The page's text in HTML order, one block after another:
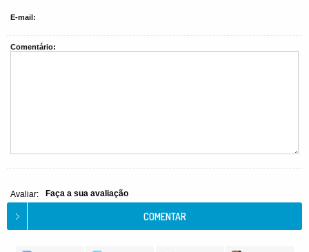
E-mail:
Comentário:
Avaliar: Faça a sua avaliação